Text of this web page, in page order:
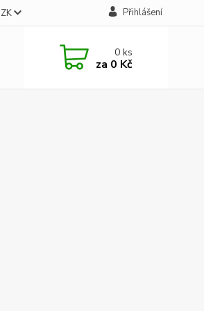
Přihlášení
0ks
za 0 Kč